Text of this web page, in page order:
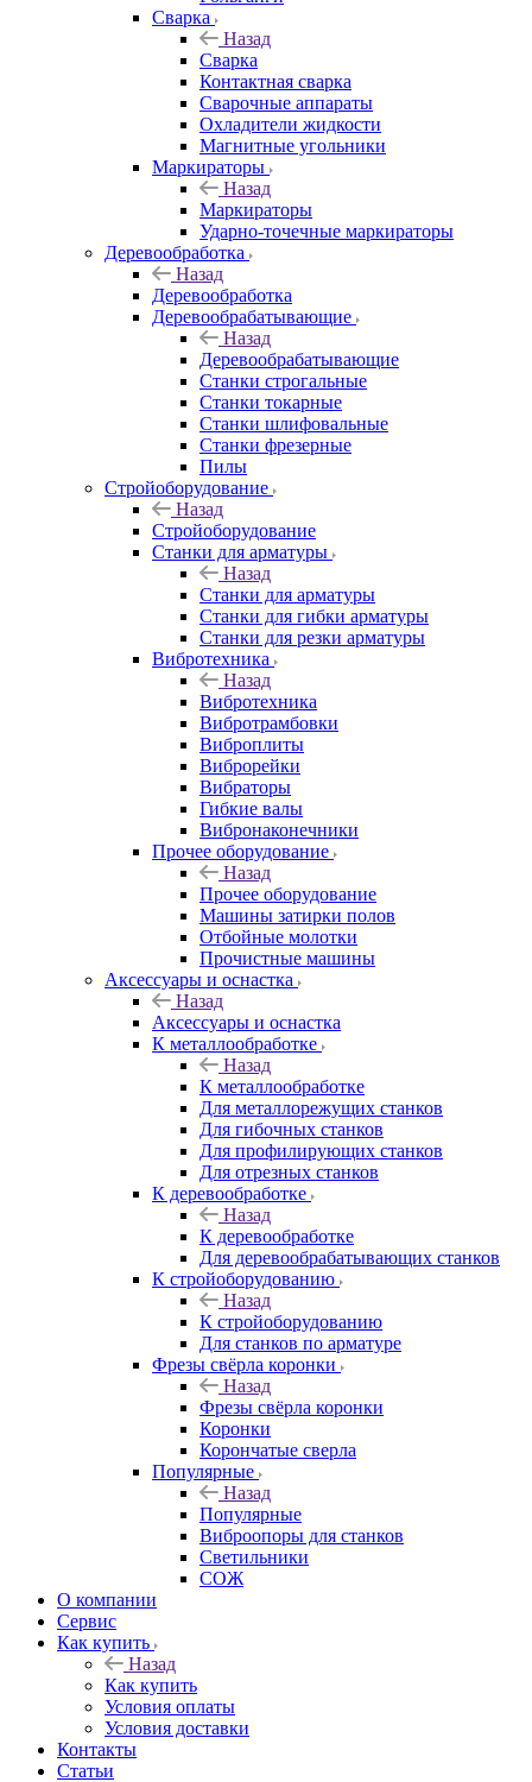
Сварка
Назад
Сварка
Контактная сварка
Сварочные аппараты
Охладители жидкости
Магнитные угольники
Маркираторы
Назад
Маркираторы
Ударно-точечные маркираторы
Деревообработка
Назад
Деревообработка
Деревообрабатывающие
Назад
Деревообрабатывающие
Станки строгальные
Станки токарные
Станки шлифовальные
Станки фрезерные
Пилы
Стройоборудование
Назад
Стройоборудование
Станки для арматуры
Назад
Станки для арматуры
Станки для гибки арматуры
Станки для резки арматуры
Вибротехника
Назад
Вибротехника
Вибротрамбовки
Виброплиты
Виброрейки
Вибраторы
Гибкие валы
Вибронаконечники
Прочее оборудование
Назад
Прочее оборудование
Машины затирки полов
Отбойные молотки
Прочистные машины
Аксeccyapы и оснастка
Назад
Аксeccyapы и оснастка
К металлообработке
Назад
К металлообработке
Для металлорежущих станков
Для гибочных станков
Для профилирующих станков
Для отрезных станков
К деревообработке
Назад
К деревообработке
Для деревообрабатывающих станков
К стройоборудованию
Назад
К стройоборудованию
Для станков по арматуре
Фрезы свёрла коронки
Назад
Фрезы свёрла коронки
Коронки
Корончатые сверла
Популярные
Назад
Популярные
Виброопоры для станков
Светильники
СОЖ
О компании
Сервис
Как купить
Назад
Как купить
Условия оплаты
Условия доставки
Контакты
Статьи